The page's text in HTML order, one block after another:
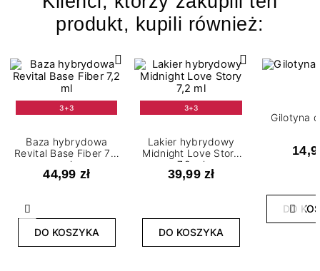
produkt, kupili również:
Poprzedni
3+3
Baza hybrydowa
Revital Base Fiber 7,2
ml
44,99 zł
DO KOSZYKA
3+3
Lakier hybrydowy
Midnight Love Story
7,2 ml
39,99 zł
DO KOSZYKA
Gilotyna
DO